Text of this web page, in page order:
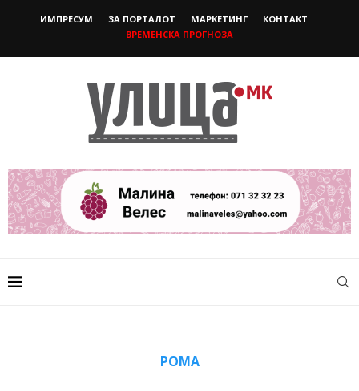
ИМПРЕСУМ ЗА ПОРТАЛОТ МАРКЕТИНГ
КОНТАКТ
ВРЕМЕНСКА ПРОГНОЗА
РОМА